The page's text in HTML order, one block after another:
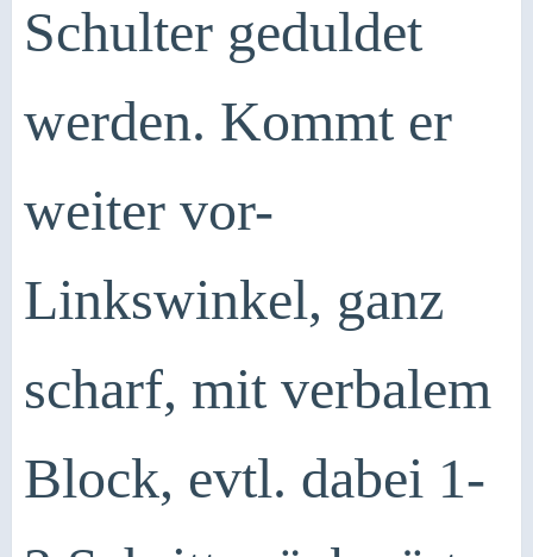
Schulter geduldet
werden. Kommt er
weiter vor-
Linkswinkel, ganz
scharf, mit verbalem
Block, evtl. dabei 1-